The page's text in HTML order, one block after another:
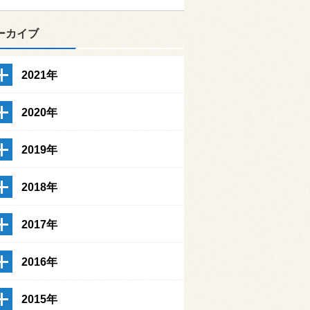
カイブ
2021年
2020年
2019年
2018年
2017年
2016年
2015年